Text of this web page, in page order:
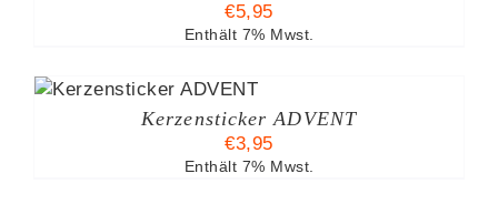
€5,95
Enthält 7% Mwst.
Kerzensticker ADVENT
€3,95
Enthält 7% Mwst.